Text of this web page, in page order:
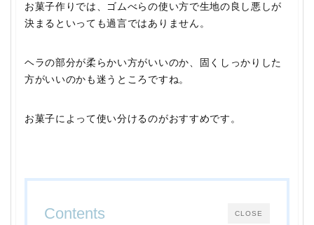
お菓子作りでは、ゴムべらの使い方で生地の良し悪しが
決まるといっても過言ではありません。
ヘラの部分が柔らかい方がいいのか、固くしっかりした
方がいいのかも迷うところですね。
お菓子によって使い分けるのがおすすめです。
CLOSE
Contents